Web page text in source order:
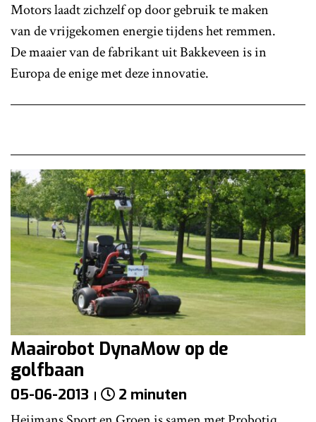
Motors laadt zichzelf op door gebruik te maken
van de vrijgekomen energie tijdens het remmen.
De maaier van de fabrikant uit Bakkeveen is in
Europa de enige met deze innovatie.
Maairobot DynaMow op de
golfbaan
05-06-2013 2 minuten